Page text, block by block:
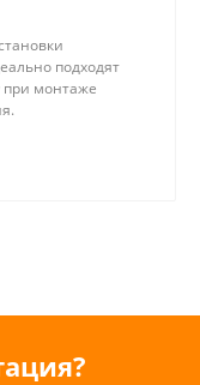
подходят
при монтаже